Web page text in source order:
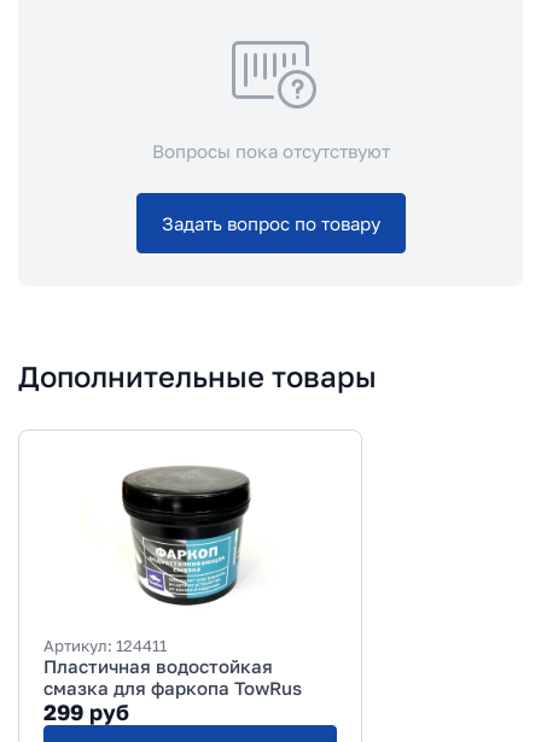
Вопросы пока отсутствуют
Задать вопрос по товару
Дополнительные товары
Артикул: 124411
Пластичная водостойкая
смазка для фаркопа TowRus
299 руб